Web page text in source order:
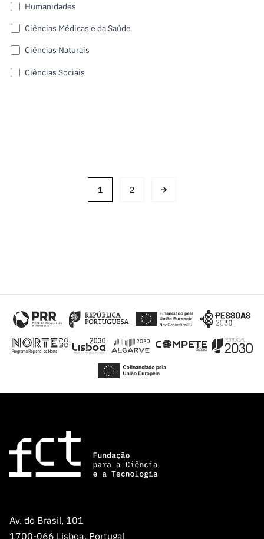
Humanidades
Ciências Médicas e da Saúde
Ciências Naturais
Ciências Sociais
1 2
Av. do Brasil, 101
1700-066 Lisboa, Portugal